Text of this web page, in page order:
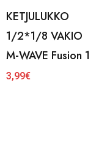
KETJULUKKO
1/2*1/8 VAKIO
M-WAVE Fusion 1
3,99€